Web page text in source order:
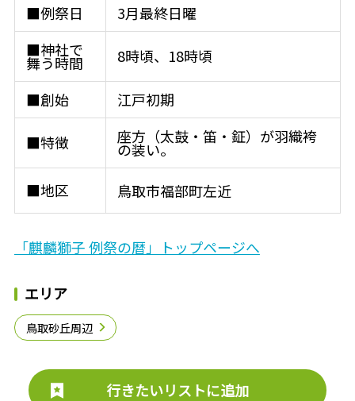
■例祭日
3月最終日曜
■神社で
舞う時間 8時頃、18時頃
■創始 江戸初期
■特徴 座方（太鼓・笛・鉦）が羽織袴
の装い。
■地区
鳥取市福部町左近
「麒麟獅子 例祭の暦」トップページへ
エリア
鳥取砂丘周辺
行きたいリストに追加